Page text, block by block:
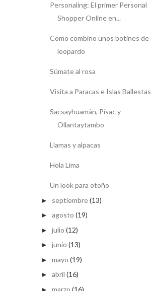
Personaling: El primer Personal
Shopper Online en...
Como combino unos botines de
leopardo
Súmate al rosa
Visita a Paracas e Islas Ballestas
Sacsayhuamán, Písac y
Ollantaytambo
Llamas y alpacas
Hola Lima
Un look para otoño
► septiembre(13)
► agosto (19)
► julio (12)
► junio (13)
► mayo (19)
► abril (16)
marzo (16)